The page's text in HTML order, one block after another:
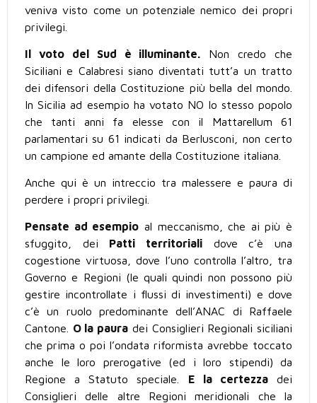
veniva visto come un potenziale nemico dei propri
privilegi.
Il voto del Sud è illuminante. Non credo che
Siciliani e Calabresi siano diventati tutt’a un tratto
dei difensori della Costituzione più bella del mondo.
In Sicilia ad esempio ha votato NO lo stesso popolo
che tanti anni fa elesse con il Mattarellum 61
parlamentari su 61 indicati da Berlusconi, non certo
un campione ed amante della Costituzione italiana.
Anche qui è un intreccio tra malessere e paura di
perdere i propri privilegi.
Pensate ad esempio al meccanismo, che ai più è
sfuggito, dei Patti territoriali dove c’è una
cogestione virtuosa, dove l’uno controlla l’altro, tra
Governo e Regioni (le quali quindi non possono più
gestire incontrollate i flussi di investimenti) e dove
c’è un ruolo predominante dell’ANAC di Raffaele
Cantone. O la paura dei Consiglieri Regionali siciliani
che prima o poi l’ondata riformista avrebbe toccato
anche le loro prerogative (ed i loro stipendi) da
Regione a Statuto speciale. E la certezzadei
Consiglieri delle altre Regioni meridionali che la